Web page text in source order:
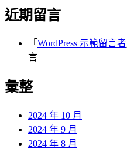
近期留言
「 WordPress 示範留言者
言
彙整
2024 年 10 月
2024 年 9 月
2024 年 8 月